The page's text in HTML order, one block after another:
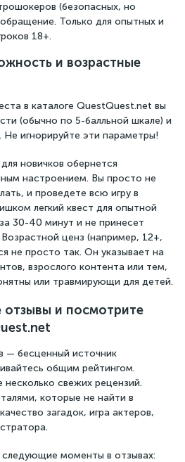
(безопасных, но
Только для опытных и
18+.
и возрастные
в каталоге QuestQuest.net вы
(обычно по 5-балльной шкале) и
Не игнорируйте эти параметры!
новичков обернется
настроением. Вы просто не
и проведете всю игру в
легкий квест для опытной
30-40 минут и не принесет
Возрастной ценз (например, 12+,
не просто так. Он указывает на
взрослого контента или тем,
или травмирующи для детей.
отзывы и посмотрите
— бесценный источник
общим рейтингом.
свежих рецензий.
которые не найти в
загадок, игра актеров,
моменты в отзывах: